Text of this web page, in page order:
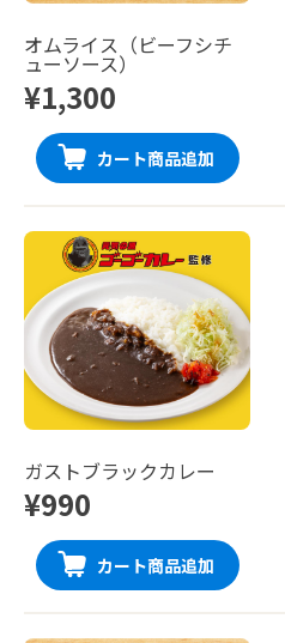
オムライス（ビーフシチ
ューソース）
¥1,300
カート商品追加
ガストブラックカレー
¥990
カート商品追加